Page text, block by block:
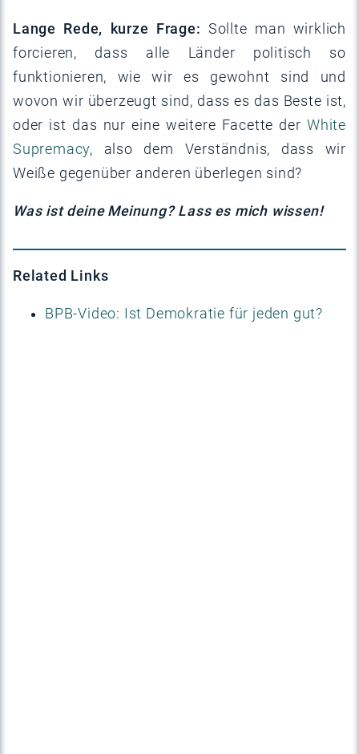
Lange Rede, kurze Frage: Sollte man wirklich
forcieren, dass alle Länder politisch so
funktionieren, wie wir es gewohnt sind und
wovon wir überzeugt sind, dass es das Beste ist,
oder ist das nur eine weitere Facette der White
Supremacy, also dem Verständnis, dass wir
Weiße gegenüber anderen überlegen sind?
Was ist deine Meinung? Lass es mich wissen!
Related Links
BPB-Video: Ist Demokratie für jeden gut?